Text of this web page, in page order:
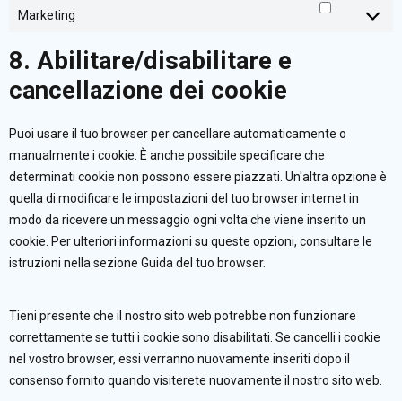
Marketing
8. Abilitare/disabilitare e
cancellazione dei cookie
Puoi usare il tuo browser per cancellare automaticamente o
manualmente i cookie. È anche possibile specificare che
determinati cookie non possono essere piazzati. Un'altra opzione è
quella di modificare le impostazioni del tuo browser internet in
modo da ricevere un messaggio ogni volta che viene inserito un
cookie. Per ulteriori informazioni su queste opzioni, consultare le
istruzioni nella sezione Guida del tuo browser.
Tieni presente che il nostro sito web potrebbe non funzionare
correttamente se tutti i cookie sono disabilitati. Se cancelli i cookie
nel vostro browser, essi verranno nuovamente inseriti dopo il
consenso fornito quando visiterete nuovamente il nostro sito web.